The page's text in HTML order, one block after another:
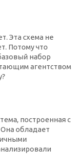
Эта схема не
Потому что
набор
агентством
построенная с
обладает